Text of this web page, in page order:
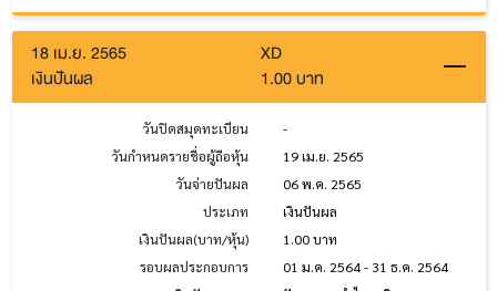
18 เม.ย. 2565
XD
เงินปันผล
1.00 บาท
วันปิดสมุดทะเบียน
-
วันกำหนดรายชื่อผู้ถือหุ้น
19 เม.ย. 2565
วันจ่ายปันผล
06 พ.ค. 2565
ประเภท
เงินปันผล
เงินปันผล(บาท/หุ้น)
1.00 บาท
รอบผลประกอบการ
01 ม.ค. 2564 - 31 ธ.ค. 2564